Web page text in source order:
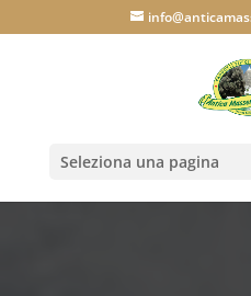
Seleziona una pagina